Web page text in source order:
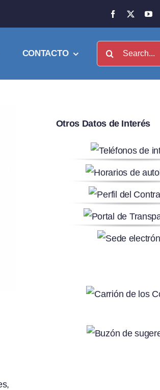
CONTACTO Buscar:
Otros Datos de Interés